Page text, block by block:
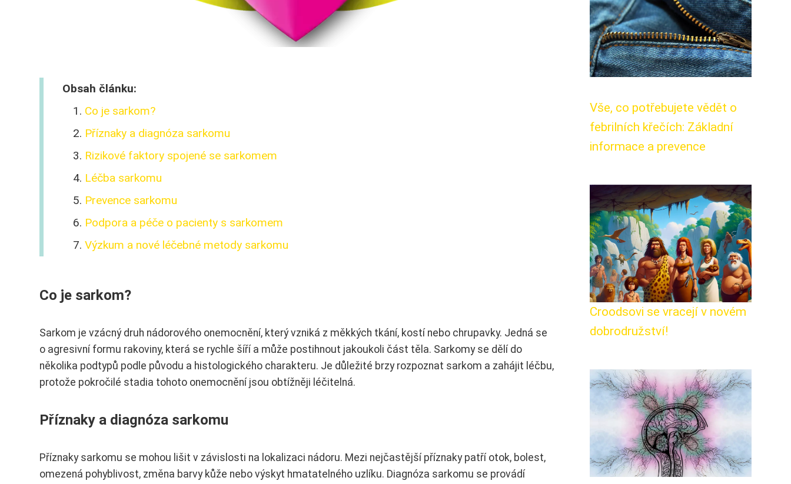
Obsah článku:
Co je sarkom?
Příznaky a diagnóza sarkomu
Rizikové faktory spojené se sarkomem
Léčba sarkomu
Prevence sarkomu
Podpora a péče o pacienty s sarkomem
Výzkum a nové léčebné metody sarkomu
Co je sarkom?
Sarkom je vzácný druh nádorového onemocnění, který vzniká z měkkých tkání, kostí nebo chrupavky. Jedná se
o agresivní formu rakoviny, která se rychle šíří a může postihnout jakoukoli část těla. Sarkomy se dělí do
několika podtypů podle původu a histologického charakteru. Je důležité brzy rozpoznat sarkom a zahájit léčbu,
protože pokročilé stadia tohoto onemocnění jsou obtížněji léčitelná.
Příznaky a diagnóza sarkomu
Příznaky sarkomu se mohou lišit v závislosti na lokalizaci nádoru. Mezi nejčastější příznaky patří otok, bolest,
omezená pohyblivost, změna barvy kůže nebo výskyt hmatatelného uzlíku. Diagnóza sarkomu se provádí
Vše, co potřebujete vědět o
febrilních křečích: Základní
informace a prevence
Croodsovi se vracejí v novém
dobrodružství!